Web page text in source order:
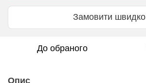
Замовити швидко
До обраного
Опис